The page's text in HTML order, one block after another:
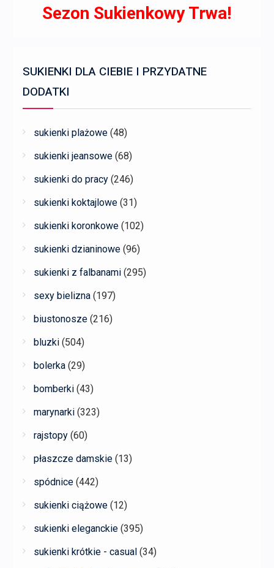
Sezon Sukienkowy Trwa!
SUKIENKI DLA CIEBIE I PRZYDATNE
DODATKI
sukienki plażowe (48)
sukienki jeansowe (68)
sukienki do pracy (246)
sukienki koktajlowe (31)
sukienki koronkowe (102)
sukienki dzianinowe (96)
sukienki z falbanami (295)
sexy bielizna (197)
biustonosze (216)
bluzki (504)
bolerka (29)
bomberki (43)
marynarki (323)
rajstopy (60)
płaszcze damskie (13)
spódnice (442)
sukienki ciążowe (12)
sukienki eleganckie (395)
sukienki krótkie - casual (34)